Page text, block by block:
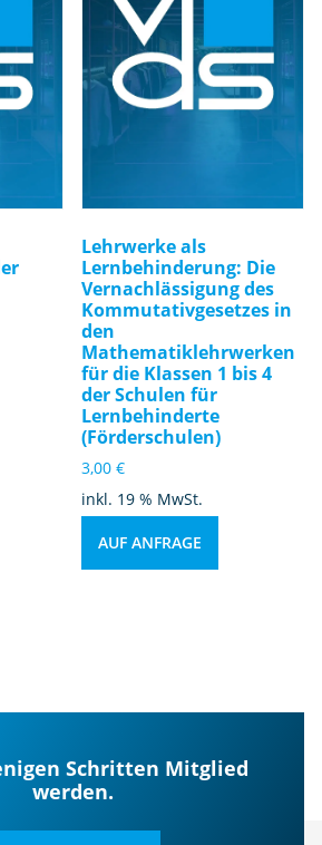
Lehrwerke als
Lernbehinderung: Die
Vernachlässigung des
Kommutativgesetzes in
den
Mathematiklehrwerken
für die Klassen 1 bis 4
der Schulen für
Lernbehinderte
(Förderschulen)
3,00€
inkl. 19 % MwSt.
AUF ANFRAGE
Schritten Mitglied
werden.